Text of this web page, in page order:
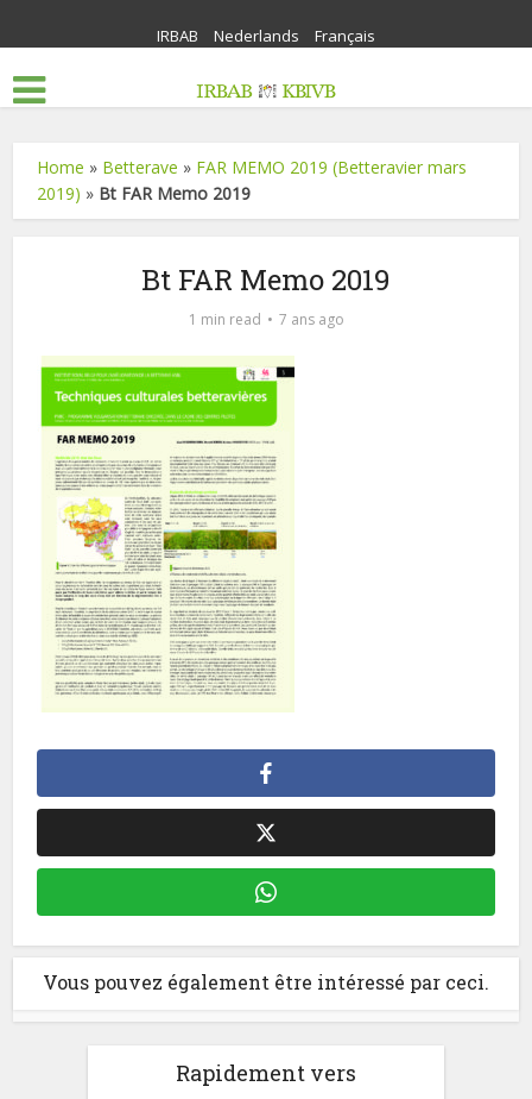
IRBAB Nederlands Français
Home » Betterave » FAR MEMO 2019 (Betteravier mars
2019) » Bt FAR Memo 2019
Bt FAR Memo 2019
1 min read 7 ans ago
Vous pouvez également être intéressé par ceci.
Rapidement vers